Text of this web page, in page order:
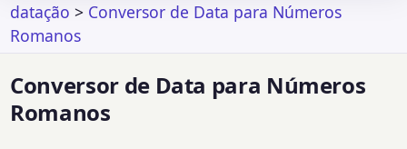
datação > Conversor de Data para Números
Romanos
Conversor de Data para Números
Romanos